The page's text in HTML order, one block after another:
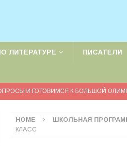
ЛИТЕРАТУРЕ ПИСАТЕЛИ
И ГОТОВИМСЯ К БОЛЬШОЙ
HOME ШКОЛЬНАЯ
КЛАСС